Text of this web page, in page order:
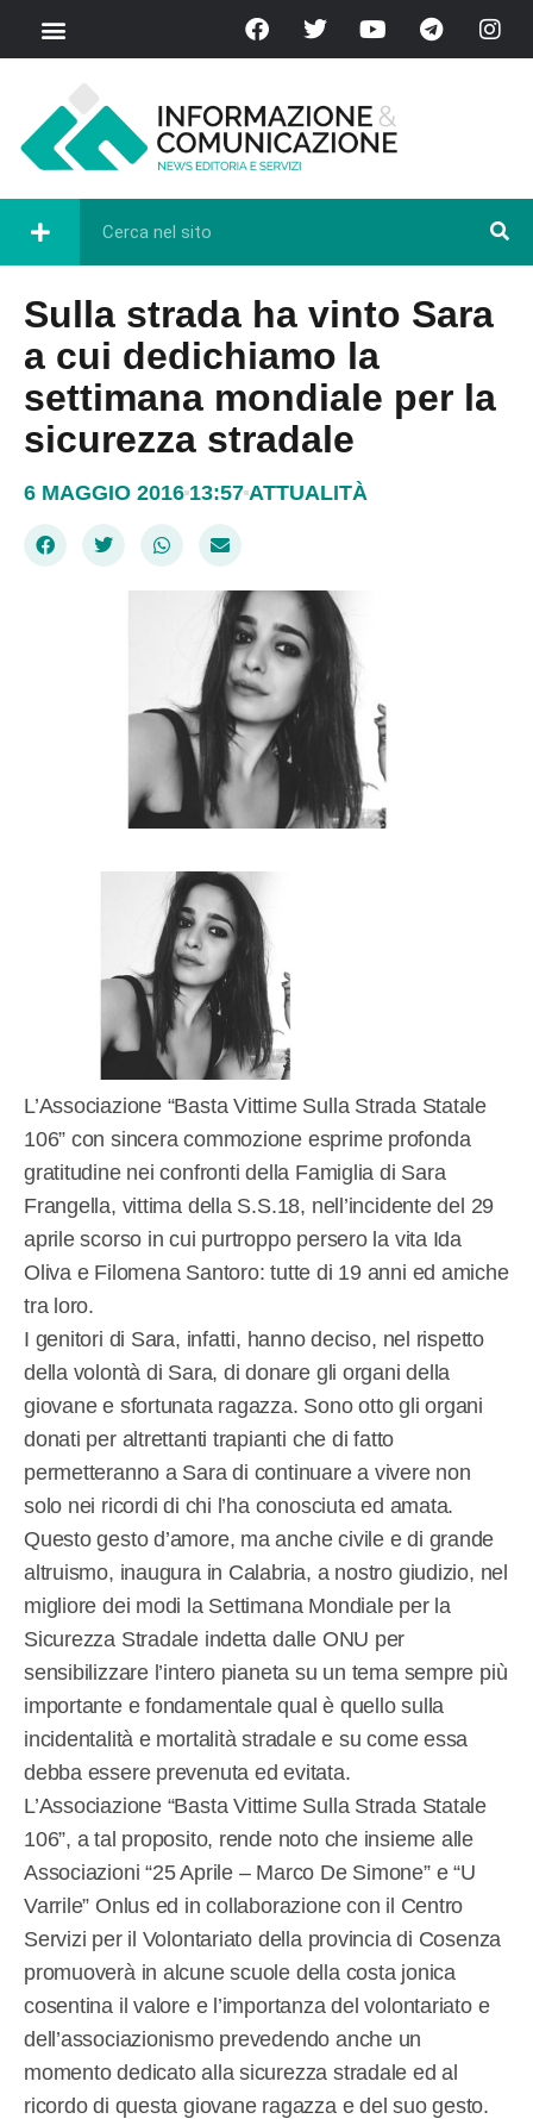
Sulla strada ha vinto Sara
a cui dedichiamo la
settimana mondiale per la
sicurezza stradale
6 MAGGIO 2016 13:57 ATTUALITÀ
L’Associazione “Basta Vittime Sulla Strada Statale
106” con sincera commozione esprime profonda
gratitudine nei confronti della Famiglia di Sara
Frangella, vittima della S.S.18, nell’incidente del 29
aprile scorso in cui purtroppo persero la vita Ida
Oliva e Filomena Santoro: tutte di 19 anni ed amiche
tra loro.
I genitori di Sara, infatti, hanno deciso, nel rispetto
della volontà di Sara, di donare gli organi della
giovane e sfortunata ragazza. Sono otto gli organi
donati per altrettanti trapianti che di fatto
permetteranno a Sara di continuare a vivere non
solo nei ricordi di chi l’ha conosciuta ed amata.
Questo gesto d’amore, ma anche civile e di grande
altruismo, inaugura in Calabria, a nostro giudizio, nel
migliore dei modi la Settimana Mondiale per la
Sicurezza Stradale indetta dalle ONU per
sensibilizzare l’intero pianeta su un tema sempre più
importante e fondamentale qual è quello sulla
incidentalità e mortalità stradale e su come essa
debba essere prevenuta ed evitata.
L’Associazione “Basta Vittime Sulla Strada Statale
106”, a tal proposito, rende noto che insieme alle
Associazioni “25 Aprile – Marco De Simone” e “U
Varrile” Onlus ed in collaborazione con il Centro
Servizi per il Volontariato della provincia di Cosenza
promuoverà in alcune scuole della costa jonica
cosentina il valore e l’importanza del volontariato e
dell’associazionismo prevedendo anche un
momento dedicato alla sicurezza stradale ed al
ricordo di questa giovane ragazza e del suo gesto.